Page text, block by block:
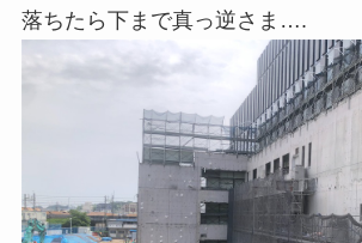
落ちたら下まで真っ逆さま….